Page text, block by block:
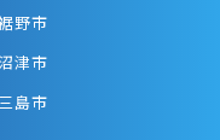
野市
津市
三島市